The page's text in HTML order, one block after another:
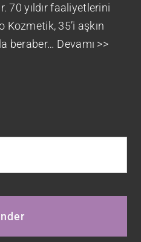
70 yıldır faaliyetlerini
35’i aşkın
beraber… Devamı >>